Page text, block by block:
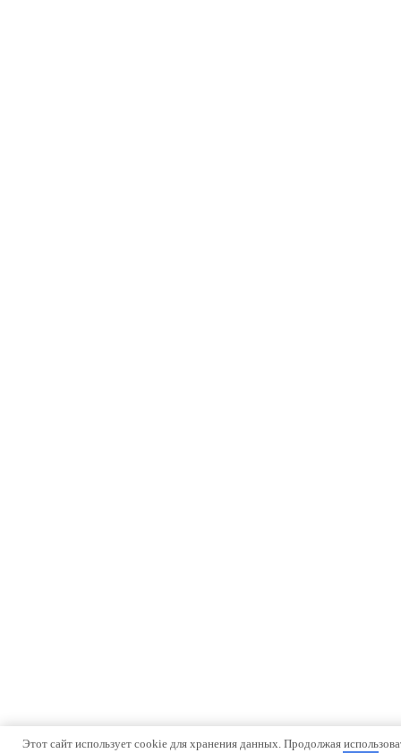
Этот сайт использует cookie для хранения данных. Продолжая